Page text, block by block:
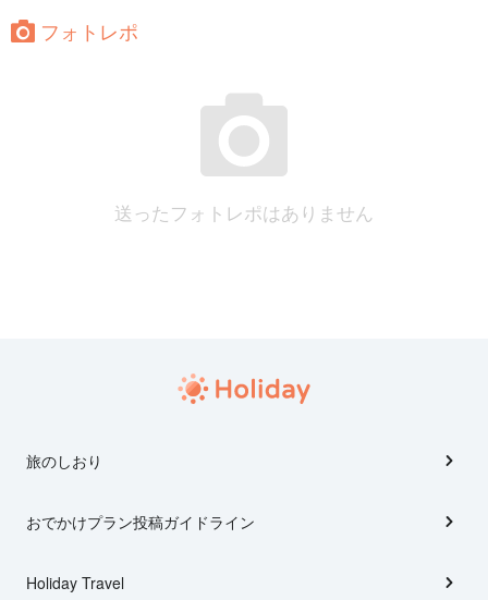
フォトレポ
送ったフォトレポはありません
旅のしおり
おでかけプラン投稿ガイドライン
Holiday Travel